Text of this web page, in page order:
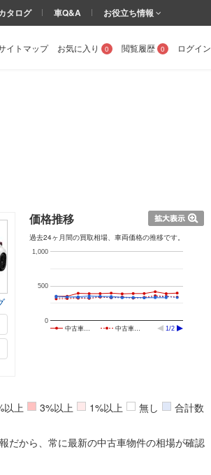
イトマップ お気に入り 0 閲覧履歴 0 ログイン
タログ 車Q&A お役立ち情報
価格推移
過去24ヶ月間の買取相場、車両価格の推移です。
中古車… 中古車… 1/2
0
500
1,000
だから、常に最新の中古車物件の相場が確認
以上 3%以上 1%以上 無し 合計数